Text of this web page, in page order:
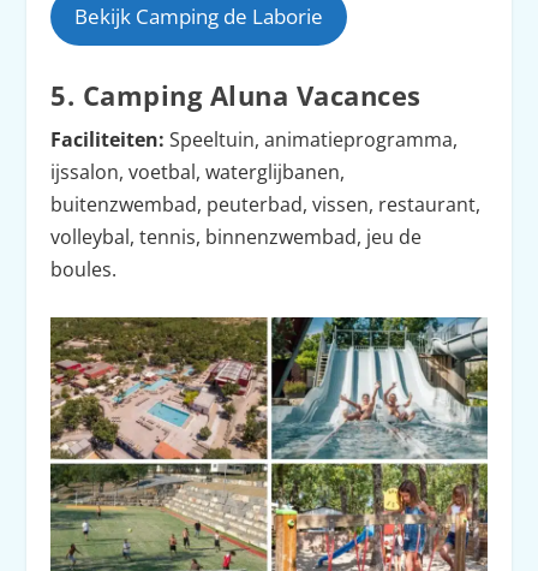
Bekijk Camping de Laborie
5. Camping Aluna Vacances
Faciliteiten: Speeltuin, animatieprogramma,
ijssalon, voetbal, waterglijbanen,
buitenzwembad, peuterbad, vissen, restaurant,
volleybal, tennis, binnenzwembad, jeu de
boules.